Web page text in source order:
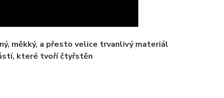
měkký, a přesto velice trvanlivý materiál
které tvoří čtyřstěn